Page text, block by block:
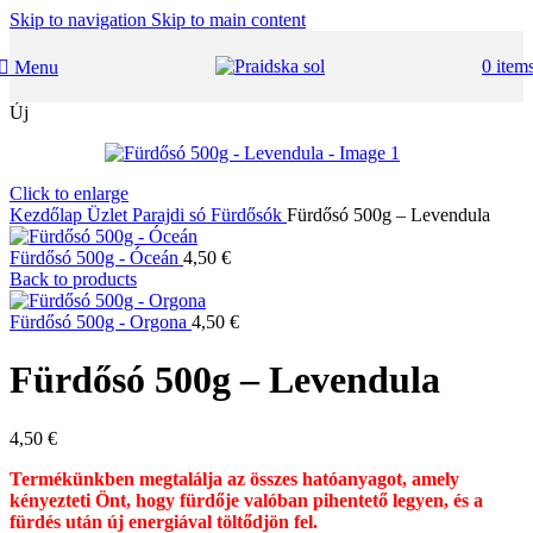
Skip to navigation Skip to main content
Menu 0
Új
Click to enlarge
Kezdőlap Üzlet Parajdi só Fürdősók Fürdősó 500g – Levendula
Fürdősó 500g - Óceán 4,50 €
Back to products
Fürdősó 500g - Orgona 4,50 €
Fürdősó 500g – Levendula
4,50 €
Termékünkben megtalálja az összes hatóanyagot, amely
kényezteti Önt, hogy fürdője valóban pihentető legyen, és a
fürdés után új energiával töltődjön fel.